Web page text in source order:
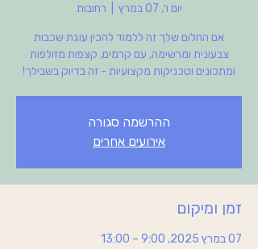
יום ו׳, 07 במרץ רחובות
אם החלום שלך זה ללמוד להכין עוגת שכבות
צבעונית ומרשימה, עם קרמים, קצפות מזולפות
ומתכונים וטכניקות מקצועיות - זה בדיוק בשבילך!
ההרשמה סגורה
אירועים אחרים
זמן ומיקום
07 במרץ 2025, 9:00 – 13:00